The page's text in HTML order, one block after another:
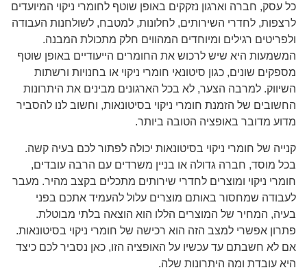
כל עסק, חברה וארגון נזקקים באופן שוטף לחומרי ניקוי המיועדים
לרצפות, לחדרי השירותים, לחלונות, למטבח, לשולחנות העבודה
ולפריטים רגילים ומיוחדים המהווים חלק מתכולת המבנה.
המשמעות היא שיש לרכוש את החומרים הייעודיים באופן שוטף
מספקים שונים, כגון סיטונאי חומרי ניקוי או בחנויות ורשתות
השיווק. למרבה הצער, לא בכל הארגונים מבינים את היתרונות
החשובים של הזמנת חומרי ניקוי בסיטונאות, וחשוב לנו להסביר
מדוע מדובר באופציה הטובה ביותר.
קנייה של חומרי ניקוי בסיטונאות יכולה לפתור לכם בעיה קשה.
בכל מוסד, חברה גדולה או בניין משרדים עם הרבה עובדים,
חומרי ניקוי ומוצרים לחדרי שירותים מתכלים בקצב מהיר. מעבר
לעבודה שמחסור באותם מוצרים עלול להעמיד אתכם בפני
בעיה, המחיר של המוצרים הללו הוא הוצאה בלתי מבוטלת.
פתרון אפשרי למצב הזה הוא רכישה של חומרי ניקוי בסיטונאות.
אם לא חשבתם עד עכשיו על האופציה הזו, כאן נסביר לכם כיצד
היא עובדת ומה היתרונות שלה.